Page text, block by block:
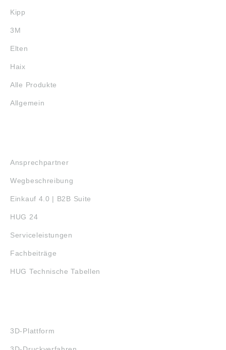
Kipp
3M
Elten
Haix
Alle Produkte
Allgemein
Ansprechpartner
Wegbeschreibung
Einkauf 4.0 | B2B Suite
HUG 24
Serviceleistungen
Fachbeiträge
HUG Technische Tabellen
3D-Plattform